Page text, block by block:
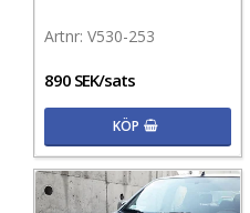
V530-253
890 SEK/sats
KÖP